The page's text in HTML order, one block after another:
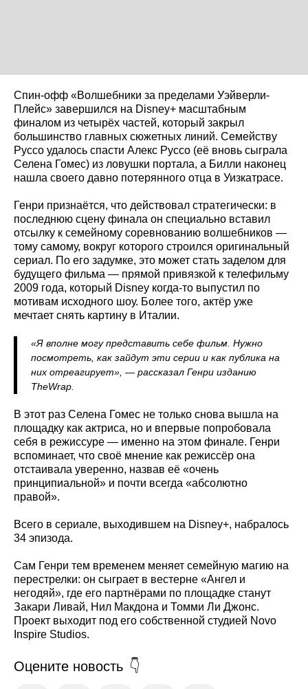
Спин-офф «Волшебники за пределами Уэйверли-
Плейс» завершился на Disney+ масштабным
финалом из четырёх частей, который закрыл
большинство главных сюжетных линий. Семейству
Руссо удалось спасти Алекс Руссо (её вновь сыграла
Селена Гомес) из ловушки портала, а Билли наконец
нашла своего давно потерянного отца в Уизкатрасе.
Генри признаётся, что действовал стратегически: в
последнюю сцену финала он специально вставил
отсылку к семейному соревнованию волшебников —
тому самому, вокруг которого строился оригинальный
сериал. По его задумке, это может стать заделом для
будущего фильма — прямой привязкой к телефильму
2009 года, который Disney когда-то выпустил по
мотивам исходного шоу. Более того, актёр уже
мечтает снять картину в Италии.
«Я вполне могу представить себе фильм. Нужно
посмотреть, как зайдут эти серии и как публика на
них отреагирует», — рассказал Генри изданию
TheWrap.
В этот раз Селена Гомес не только снова вышла на
площадку как актриса, но и впервые попробовала
себя в режиссуре — именно на этом финале. Генри
вспоминает, что своё мнение как режиссёр она
отстаивала уверенно, назвав её «очень
принципиальной» и почти всегда «абсолютно
правой».
Всего в сериале, выходившем на Disney+, набралось
34 эпизода.
Сам Генри тем временем меняет семейную магию на
перестрелки: он сыграет в вестерне «Ангел и
негодяй», где его партнёрами по площадке станут
Закари Ливай, Нил Макдона и Томми Ли Джонс.
Проект выходит под его собственной студией Novo
Inspire Studios.
Оцените новость